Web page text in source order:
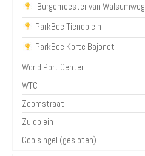
Burgemeester van Walsumweg
ParkBee Tiendplein
ParkBee Korte Bajonet
World Port Center
WTC
Zoomstraat
Zuidplein
Coolsingel (gesloten)